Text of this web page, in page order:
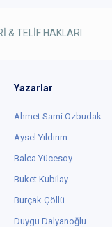
& TELİF HAKLARI
Yazarlar
Ahmet Sami Özbudak
Aysel Yıldırım
Balca Yücesoy
Buket Kubilay
Burçak Çöllü
Duygu Dalyanoğlu